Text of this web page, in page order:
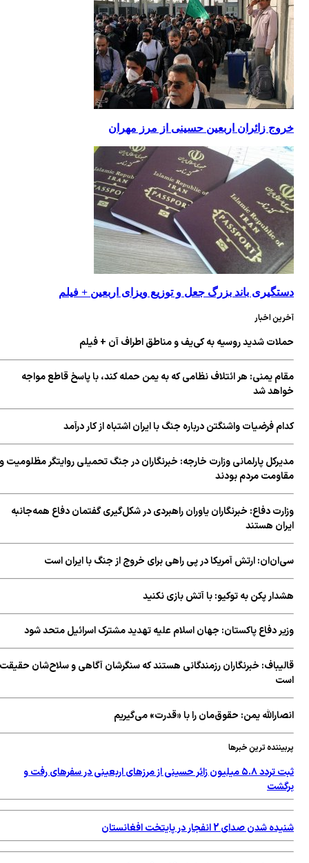
خروج زائران اربعین حسینی از مرز مهران
دستگیری باند بزرگ جعل و توزیع ویزای اربعین + فیلم
آخرین اخبار
حملات شدید روسیه به کی‌یف و مناطق اطراف آن + فیلم
مقام یمنی: هر ائتلاف نظامی که به یمن حمله کند، با پاسخ قاطع مواجه
خواهد شد
کدام فرضیات واشنگتن درباره جنگ با ایران اشتباه از کار درآمد
مدیرکل پارلمانی وزارت خارجه: خبرنگاران در جنگ تحمیلی روایتگر مظلومیت و
مقاومت مردم بودند
وزارت دفاع: خبرنگاران یاوران راهبردی در شکل‌گیری گفتمان دفاع همه‌جانبه
ایران هستند
سی‌ان‌ان: ارتش آمریکا در پی راهی برای خروج از جنگ با ایران است
هشدار پکن به توکیو: با آتش بازی نکنید
وزیر دفاع پاکستان: جهان اسلام علیه تهدید مشترک اسرائیل متحد شود
قالیباف: خبرنگاران رزمندگانی هستند که سنگرشان آگاهی و سلاح‌شان حقیقت
است
انصارالله یمن: حقوق‌مان را با «قدرت» می‌گیریم
پربیننده ترین خبرها
ثبت تردد ۵.۸ میلیون زائر حسینی از مرزهای اربعینی در سفرهای رفت و
برگشت
شنیده شدن صدای 2 انفجار در پایتخت افغانستان